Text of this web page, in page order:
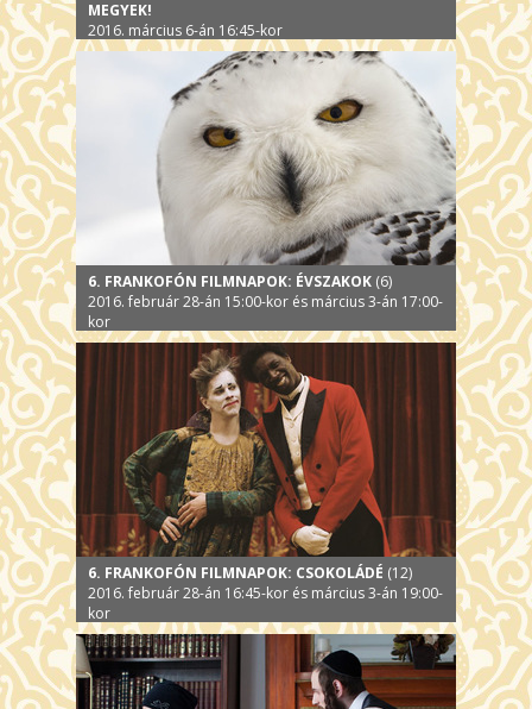
MEGYEK!
2016. március 6-án 16:45-kor
6. FRANKOFÓN FILMNAPOK: ÉVSZAKOK (6)
2016. február 28-án 15:00-kor és március 3-án 17:00-
kor
6. FRANKOFÓN FILMNAPOK: CSOKOLÁDÉ (12)
2016. február 28-án 16:45-kor és március 3-án 19:00-
kor